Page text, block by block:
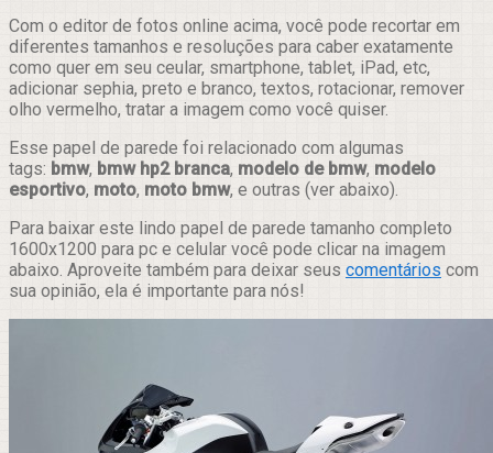
Com o editor de fotos online acima, você pode recortar em
diferentes tamanhos e resoluções para caber exatamente
como quer em seu ceular, smartphone, tablet, iPad, etc,
adicionar sephia, preto e branco, textos, rotacionar, remover
olho vermelho, tratar a imagem como você quiser.
Esse papel de parede foi relacionado com algumas
tags: bmw, bmw hp2 branca, modelo de bmw, modelo
esportivo, moto, moto bmw, e outras (ver abaixo).
Para baixar este lindo papel de parede tamanho completo
1600x1200 para pc e celular você pode clicar na imagem
abaixo. Aproveite também para deixar seus comentários com
sua opinião, ela é importante para nós!